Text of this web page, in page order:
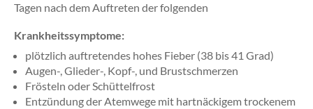
Tagen nach dem Auftreten der folgenden
Krankheitssymptome:
plötzlich auftretendes hohes Fieber (38 bis 41 Grad)
Augen-, Glieder-, Kopf-, und Brustschmerzen
Frösteln oder Schüttelfrost
Entzündung der Atemwege mit hartnäckigem trockenem